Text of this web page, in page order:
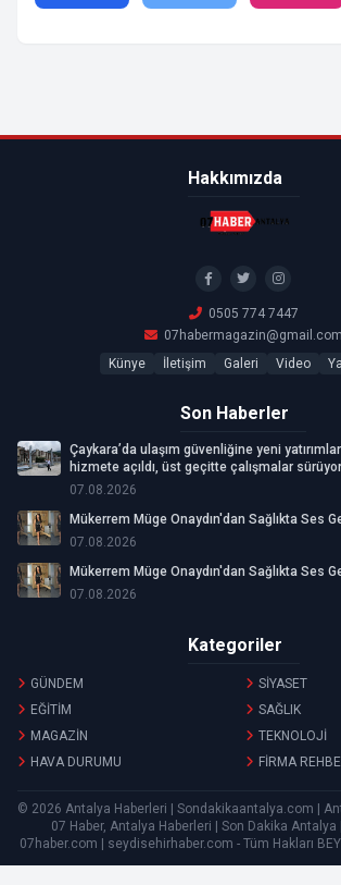
Hakkımızda
0505 774 7447
07habermagazin@gmail.com
Künye
İletişim Galeri Video
Son Haberler
Çaykara’da ulaşım güvenliğine yeni
hizmete açıldı, üst geçitte çalışmalar sürüyor
07.08.2026
Mükerrem Müge Onaydın'dan Sağlıkta Ses
07.08.2026
Mükerrem Müge Onaydın'dan Sağlıkta Ses
07.08.2026
Kategoriler
GÜNDEM
SİYASET
EĞİTİM
SAĞLIK
MAGAZİN
TEKNOLOJİ
HAVA DURUMU
FİRMA
© 2026 Antalya Haberleri | Sondakikaantalya.com |
07 Haber, Antalya Haberleri | Son Dakika Antalya
07haber.com | seydisehirhaber.com - Tüm Hakları